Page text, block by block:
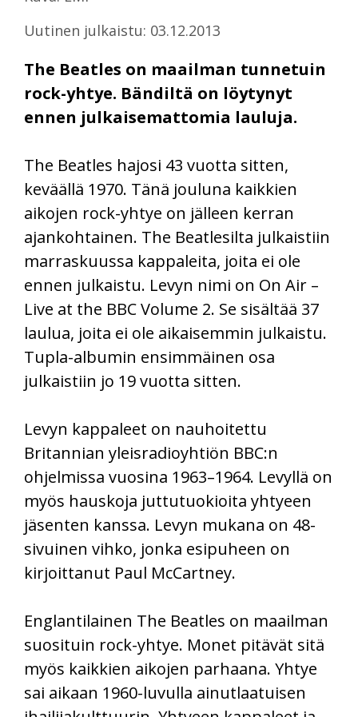
Uutinen julkaistu: 03.12.2013
The Beatles on maailman tunnetuin
rock-yhtye. Bändiltä on löytynyt
ennen julkaisemattomia lauluja.
The Beatles hajosi 43 vuotta sitten,
keväällä 1970. Tänä jouluna kaikkien
aikojen rock-yhtye on jälleen kerran
ajankohtainen. The Beatlesilta julkaistiin
marraskuussa kappaleita, joita ei ole
ennen julkaistu. Levyn nimi on On Air –
Live at the BBC Volume 2. Se sisältää 37
laulua, joita ei ole aikaisemmin julkaistu.
Tupla-albumin ensimmäinen osa
julkaistiin jo 19 vuotta sitten.
Levyn kappaleet on nauhoitettu
Britannian yleisradioyhtiön BBC:n
ohjelmissa vuosina 1963–1964. Levyllä on
myös hauskoja juttutuokioita yhtyeen
jäsenten kanssa. Levyn mukana on 48-
sivuinen vihko, jonka esipuheen on
kirjoittanut Paul McCartney.
Englantilainen The Beatles on maailman
suosituin rock-yhtye. Monet pitävät sitä
myös kaikkien aikojen parhaana. Yhtye
sai aikaan 1960-luvulla ainutlaatuisen